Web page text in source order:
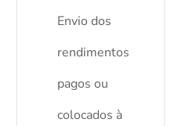
Envio dos
rendimentos
pagos ou
colocados à